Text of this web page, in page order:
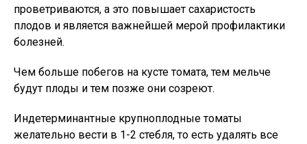
проветриваются, а это повышает сахаристость
плодов и является важнейшей мерой профилактики
болезней.
Чем больше побегов на кусте томата, тем мельче
будут плоды и тем позже они созреют.
Индетерминантные крупноплодные томаты
желательно вести в 1-2 стебля, то есть удалять все